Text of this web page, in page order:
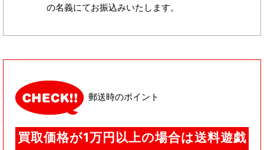
の名義にてお振込みいたします。
郵送時のポイント
買取価格が1万円以上の場合は送料遊戯